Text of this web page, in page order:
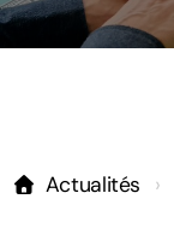
Actualités
Écosystème